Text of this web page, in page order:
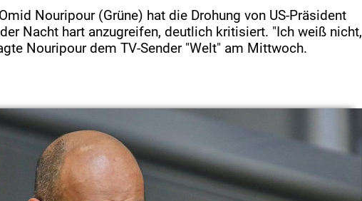
Nouripour (Grüne) hat die Drohung von US-Präsident
Nacht hart anzugreifen, deutlich kritisiert. "Ich weiß nicht,
Nouripour dem TV-Sender "Welt" am Mittwoch.